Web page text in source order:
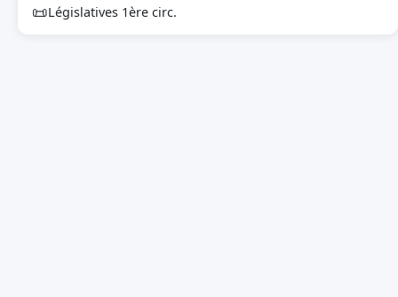
📜Législatives 1ère circ.